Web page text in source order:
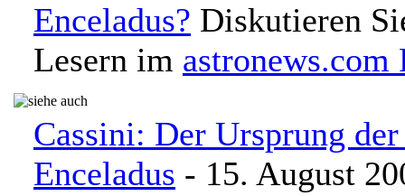
Enceladus? Diskutieren
Lesern im astronews.com
Cassini: Der Ursprung
Enceladus - 15. August